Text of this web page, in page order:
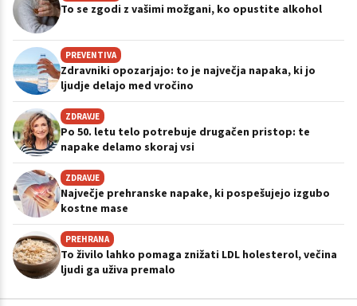
To se zgodi z vašimi možgani, ko opustite alkohol
PREVENTIVA
Zdravniki opozarjajo: to je največja napaka, ki jo
ljudje delajo med vročino
ZDRAVJE
Po 50. letu telo potrebuje drugačen pristop: te
napake delamo skoraj vsi
ZDRAVJE
Največje prehranske napake, ki pospešujejo izgubo
kostne mase
PREHRANA
To živilo lahko pomaga znižati LDL holesterol, večina
ljudi ga uživa premalo